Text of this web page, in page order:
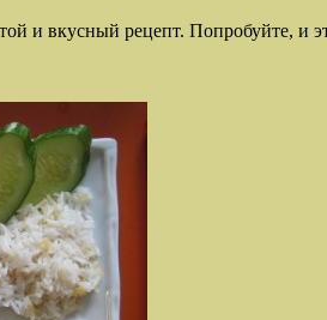
и вкусный рецепт. Попробуйте, и